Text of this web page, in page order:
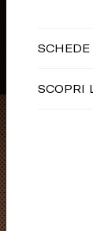
SCOPRI